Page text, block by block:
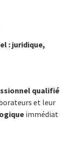
: juridique,
qualifié
et leur
immédiat